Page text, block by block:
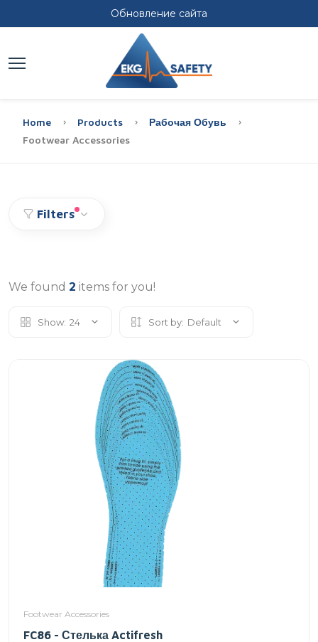
Обновление сайта
Home Products
Рабочая Обувь
Footwear Accessories
Filters
We found 2 items for you!
Show: 24 Sort by: Default
Footwear Accessories
FC86 - Стелька Actifresh